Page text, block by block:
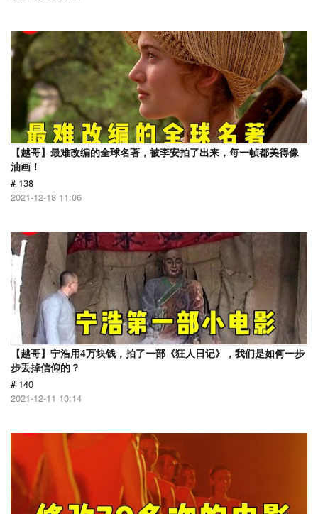
【越哥】最难改编的全球名著，被李安拍了出来，每一帧都美得像
油画！
# 138
2021-12-18 11:06
【越哥】宁浩用4万块钱，拍了一部《狂人日记》，我们是如何一步
步丢掉信仰的？
# 140
2021-12-11 10:14